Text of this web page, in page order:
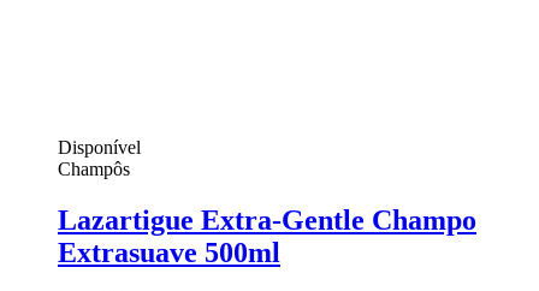
Disponível
Champôs
Lazartigue Extra-Gentle Champo
Extrasuave 500ml